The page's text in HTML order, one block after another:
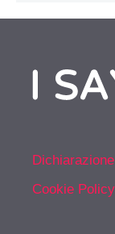
Cookie